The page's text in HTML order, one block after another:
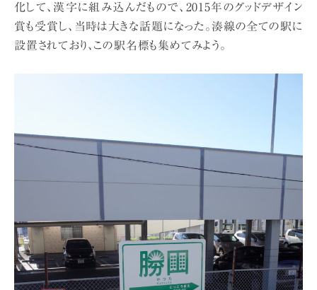
化して、漢字に組み込んだもので、2015年のグッドデザイン
賞も受賞し、当時は大きな話題になった。湊線の全ての駅に
設置されており、この駅名標も集めてみよう。